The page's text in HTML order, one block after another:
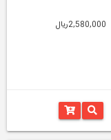
2,580,000ریال